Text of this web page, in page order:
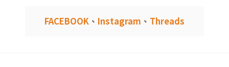
FACEBOOK 、 Instagram 、 Threads